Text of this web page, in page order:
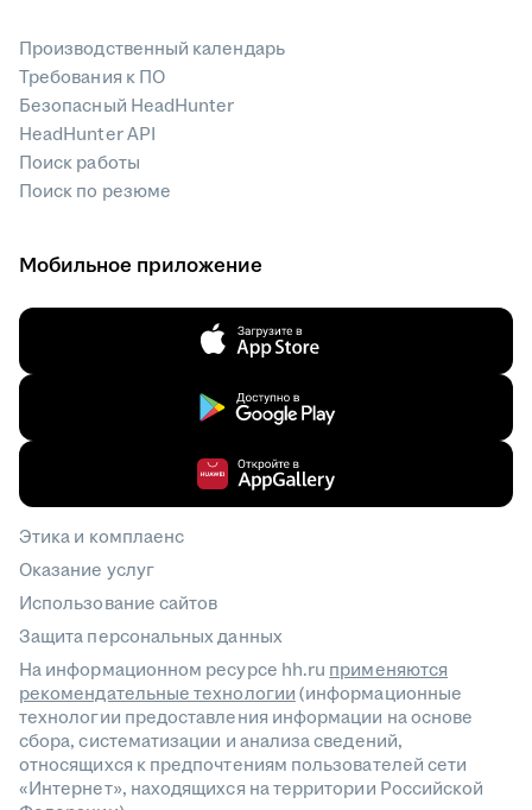
Производственный календарь
Требования к ПО
Безопасный HeadHunter
HeadHunter API
Поиск работы
Поиск по резюме
Мобильное приложение
Этика и комплаенс
Оказание услуг
Использование сайтов
Защита персональных данных
На информационном ресурсе hh.ru применяются
рекомендательные технологии(информационные
технологии предоставления информации на основе
сбора, систематизации и анализа сведений,
относящихся к предпочтениям пользователей сети
«Интернет», находящихся на территории Российской